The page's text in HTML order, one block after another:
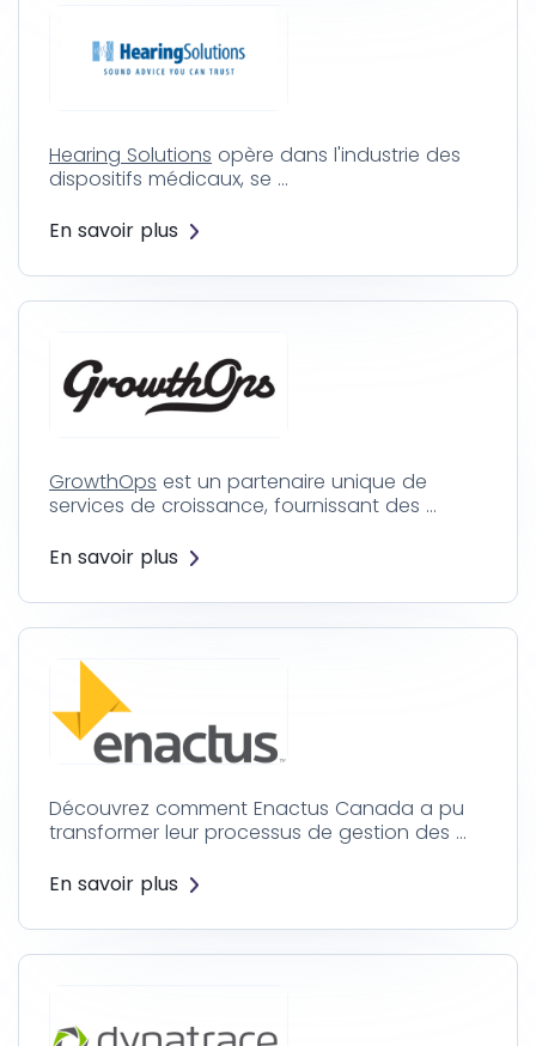
Hearing Solutions opère dans l'industrie des
dispositifs médicaux, se …
En savoir plus
GrowthOps est un partenaire unique de
services de croissance, fournissant des …
En savoir plus
Découvrez comment Enactus Canada a pu
transformer leur processus de gestion des …
En savoir plus